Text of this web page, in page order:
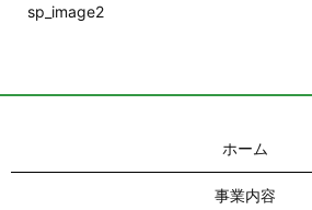
sp_image2
ホーム
事業内容